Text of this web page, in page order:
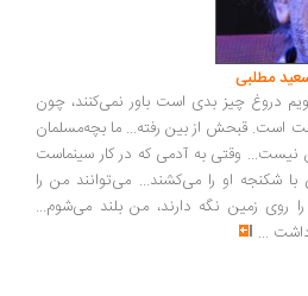
چیز بدی است باور نمی‌کنند، چون
از بین رفته... ما بچه‌مسلمان
وقتی به آدمی که در کار سینماست
او را می‌کشند... می‌توانند من را
زمین نگه دارند، من بلند می‌شوم...